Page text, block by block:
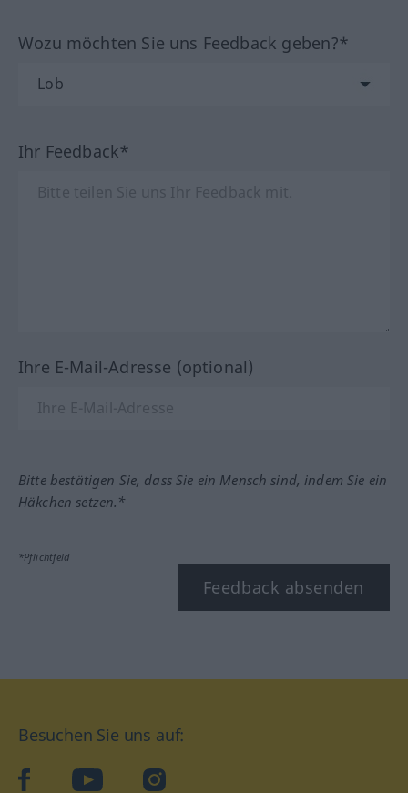
Wozu möchten Sie uns Feedback geben?*
Ihr Feedback*
Ihre E-Mail-Adresse (optional)
Bitte bestätigen Sie, dass Sie ein Mensch sind, indem Sie ein
Häkchen setzen.*
*Pflichtfeld
Feedback absenden
Besuchen Sie uns auf:
facebookYouTube Instagram